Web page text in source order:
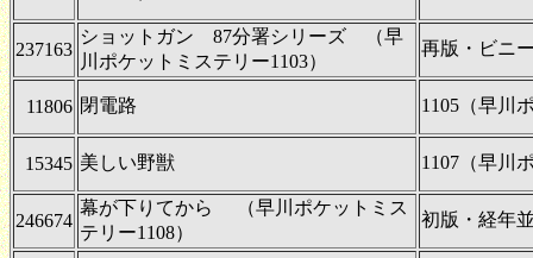
237163
ショットガン 87分署シリーズ （早
川ポケットミステリー1103）
再版・ビニ
11806 閉電路 1105（早川
15345 美しい野獣 1107（早川
246674
幕が下りてから （早川ポケットミス
テリー1108）
初版・経年